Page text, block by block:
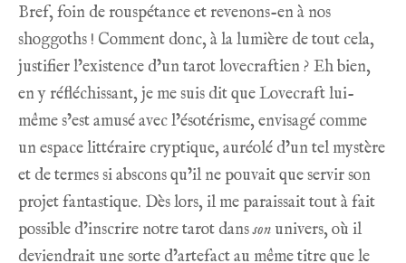
Bref, foin de rouspétance et revenons-en à nos
shoggoths ! Comment donc, à la lumière de tout cela,
justifier l’existence d’un tarot lovecraftien ? Eh bien,
en y réfléchissant, je me suis dit que Lovecraft lui-
même s’est amusé avec l’ésotérisme, envisagé comme
un espace littéraire cryptique, auréolé d’un tel mystère
et de termes si abscons qu’il ne pouvait que servir son
projet fantastique. Dès lors, il me paraissait tout à fait
possible d’inscrire notre tarot dansson univers, où il
deviendrait une sorte d’artefact au même titre que le